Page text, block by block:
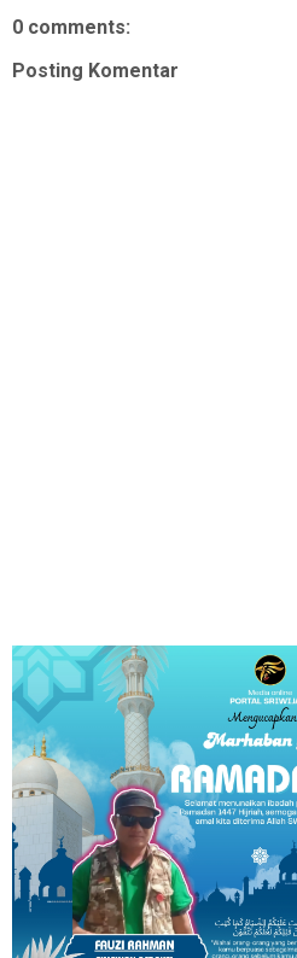
0 comments:
Posting Komentar